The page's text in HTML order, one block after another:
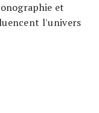
et
l'univers